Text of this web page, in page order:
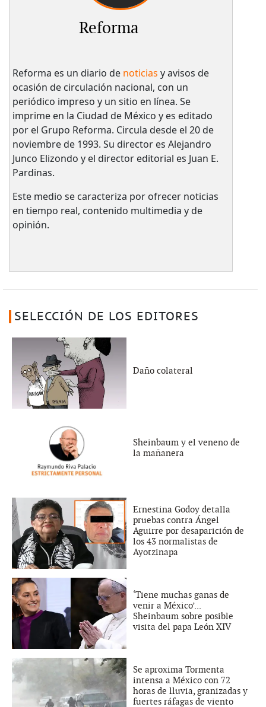
Reforma
Reforma es un diario de noticias y avisos de
ocasión de circulación nacional, con un
periódico impreso y un sitio en línea. Se
imprime en la Ciudad de México y es editado
por el Grupo Reforma. Circula desde el 20 de
noviembre de 1993. Su director es Alejandro
Junco Elizondo y el director editorial es Juan E.
Pardinas.
Este medio se caracteriza por ofrecer noticias
en tiempo real, contenido multimedia y de
opinión.
SELECCIÓN DE LOS EDITORES
Daño colateral
Sheinbaum y el veneno de
la mañanera
Ernestina Godoy detalla
pruebas contra Ángel
Aguirre por desaparición de
los 43 normalistas de
Ayotzinapa
‘Tiene muchas ganas de
venir a México’...
Sheinbaum sobre posible
visita del papa León XIV
Se aproxima Tormenta
intensa a México con 72
horas de lluvia, granizadas y
fuertes ráfagas de viento